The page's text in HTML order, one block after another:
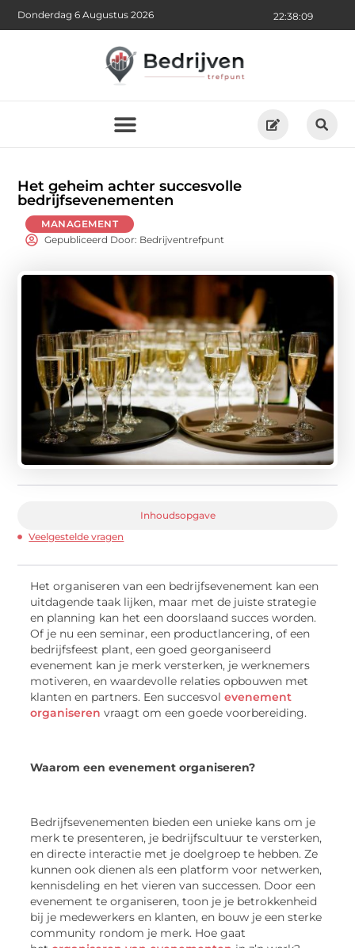
22:38:10
Donderdag 6 Augustus 2026
Het geheim achter succesvolle
bedrijfsevenementen
MANAGEMENT
Gepubliceerd Door: Bedrijventrefpunt
Inhoudsopgave
Veelgestelde vragen
Het organiseren van een bedrijfsevenement kan een
uitdagende taak lijken, maar met de juiste strategie
en planning kan het een doorslaand succes worden.
Of je nu een seminar, een productlancering, of een
bedrijfsfeest plant, een goed georganiseerd
evenement kan je merk versterken, je werknemers
motiveren, en waardevolle relaties opbouwen met
klanten en partners. Een succesvolevenement
organiseren vraagt om een goede voorbereiding.
Waarom een evenement organiseren?
Bedrijfsevenementen bieden een unieke kans om je
merk te presenteren, je bedrijfscultuur te versterken,
en directe interactie met je doelgroep te hebben. Ze
kunnen ook dienen als een platform voor netwerken,
kennisdeling en het vieren van successen. Door een
evenement te organiseren, toon je je betrokkenheid
bij je medewerkers en klanten, en bouw je een sterke
community rondom je merk. Hoe gaat